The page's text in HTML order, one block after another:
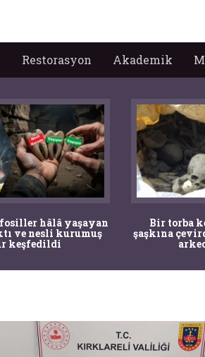
Restorasyon Akademik
hâlâ yaşayan
ve nesli kurumuş
keşfedildi
Bir torba
şaşkına